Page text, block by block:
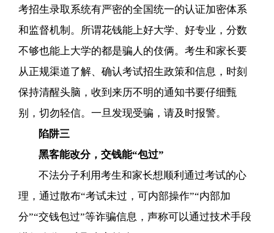
考招生录取系统有严密的全国统一的认证加密体系
和监督机制。所谓花钱能上好大学、好专业，分数
不够也能上大学的都是骗人的伎俩。考生和家长要
从正规渠道了解、确认考试招生政策和信息，时刻
保持清醒头脑，收到来历不明的通知书要仔细甄
别，切勿轻信。一旦发现受骗，请及时报警。
陷阱三
黑客能改分，交钱能“包过”
不法分子利用考生和家长想顺利通过考试的心
理，通过散布“考试未过，可内部操作”“内部加
分”“交钱包过”等诈骗信息，声称可以通过技术手段